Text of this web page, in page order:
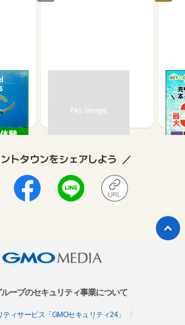
験
1.3%
【
買取
トタウンをシェアしよう
ープのセキュリティ事業について
ィサービス「GMOセキュリティ24」